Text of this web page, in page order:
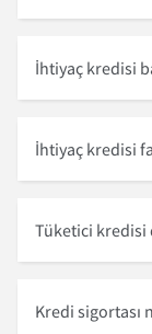
İhtiyaç kredisi
İhtiyaç kredisi
Tüketici kredisi
Kredi sigortası